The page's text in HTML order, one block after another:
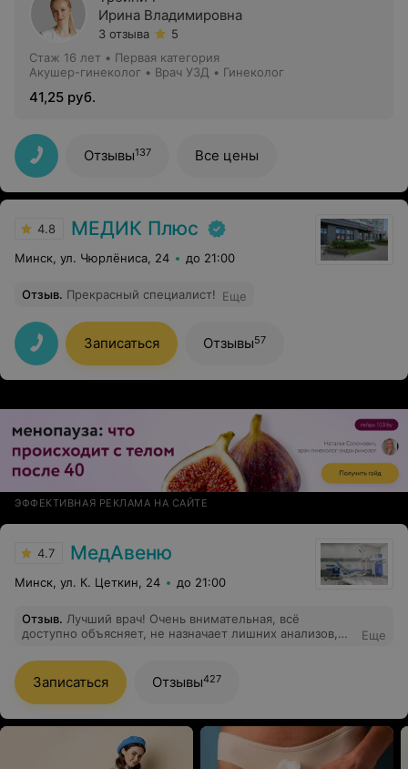
Ирина Владимировна
3 отзыва
5
Стаж 16 лет • Первая категория
Акушер-гинеколог • Врач УЗД • Гинеколог
41,25 руб.
Отзывы137 Все цены
4.8 МЕДИК Плюс
Минск, ул. Чюрлёниса, 24 до 21:00
Отзыв. Прекрасный специалист! Еще
Записаться Отзывы57
ЭФФЕКТИВНАЯ РЕКЛАМА НА САЙТЕ
4.7 МедАвеню
Минск, ул. К. Цеткин, 24 до 21:00
Отзыв. Лучший врач! Очень внимательная, всё
доступно объясняет, не назначает лишних анализов,
на прием. Потому что уверена в профессионализме
этого доктора.
Еще
Записаться Отзывы427